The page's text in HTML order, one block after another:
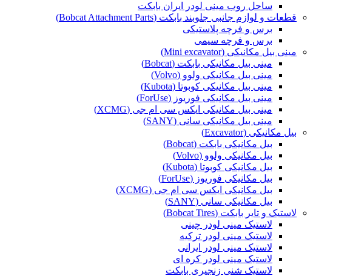
ساحل روب مینی لودر ایران بابکت
قطعات و لوازم جانبی جلوبند بابکت (Bobcat Attachment Parts)
برس و فرچه پلاستیکی
برس و فرچه سیمی
مینی بیل مکانیکی (Mini excavator)
مینی بیل مکانیکی بابکت (Bobcat)
مینی بیل مکانیکی ولوو (Volvo)
مینی بیل مکانیکی کوبوتا (Kubota)
مینی بیل مکانیکی فوریوز (ForUse)
مینی بیل مکانیکی ایکس سی ام جی (XCMG)
مینی بیل مکانیکی سانی (SANY)
بیل مکانیکی (Excavator)
بیل مکانیکی بابکت (Bobcat)
بیل مکانیکی ولوو (Volvo)
بیل مکانیکی کوبوتا (Kubota)
بیل مکانیکی فوریوز (ForUse)
بیل مکانیکی ایکس سی ام جی (XCMG)
بیل مکانیکی سانی (SANY)
لاستیک و تایر بابکت (Bobcat Tires)
لاستیک مینی لودر چینی
لاستیک مینی لودر ترکیه
لاستیک مینی لودر ایرانی
لاستیک مینی لودر کره ای
لاستیک شنی زنجیری بابکت